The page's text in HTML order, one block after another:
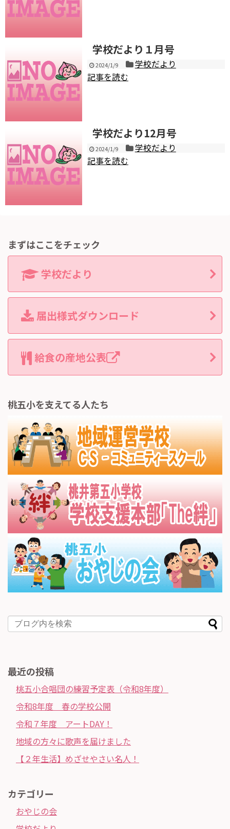
学校だより１月号
2024/1/9
学校だより
記事を読む
学校だより12月号
2024/1/9
学校だより
記事を読む
まずはここをチェック
学校だより
届出様式ダウンロード
給食の産地公表
桃五小を支えてる人たち
最近の投稿
桃五小合唱団の練習予定表（令和8年度）
令和8年度 春の学校公開
令和７年度 アートDAY！
地域の方々に歌声を届けました
【２年生活】めざせやさい名人！
カテゴリー
おやじの会